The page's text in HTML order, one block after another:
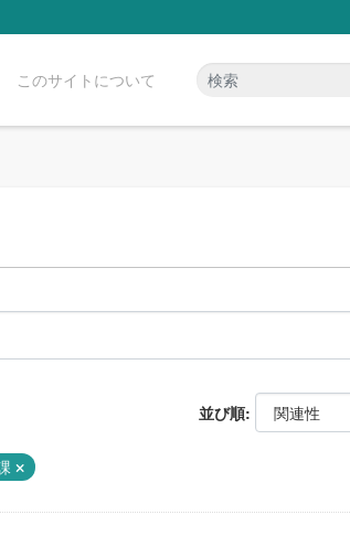
このサイトについて
並び順